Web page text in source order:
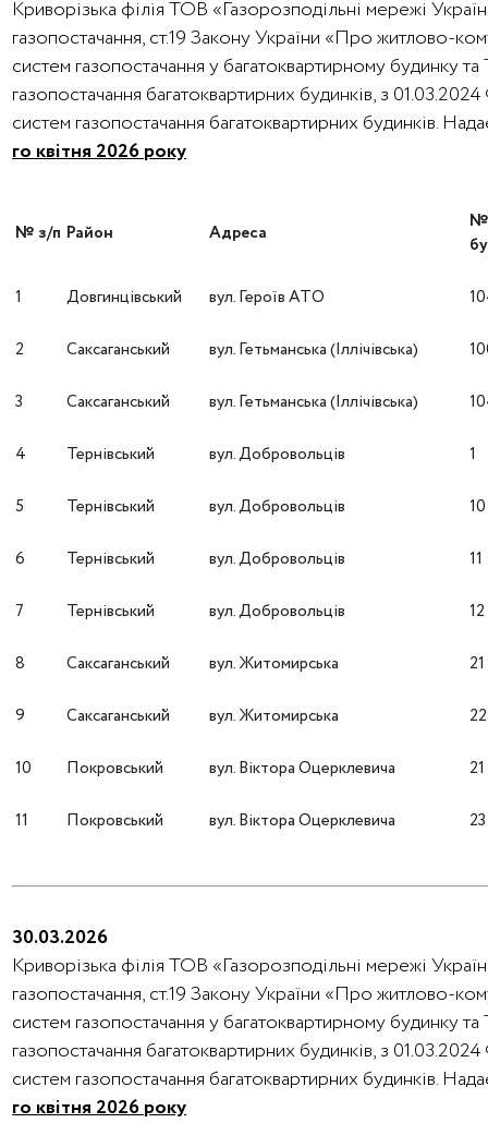
Криворізька філія ТОВ «Газорозподільні мережі
газопостачання, ст.19 Закону України «Про житлово-
систем газопостачання у багатоквартирному будинку
газопостачання багатоквартирних будинків, з
систем газопостачання багатоквартирних будинків.
го квітня 2026 року
№ з/п Район Адреса
1 Довгинцівський вул. Героїв АТО
2 Саксаганський вул. Гетьманська (Іллічівська)
3 Саксаганський вул. Гетьманська (Іллічівська)
4 Тернівський вул. Добровольців 1
5 Тернівський вул. Добровольців 10
6 Тернівський вул. Добровольців 11
7 Тернівський вул. Добровольців 12
8 Саксаганський вул. Житомирська 21
9 Саксаганський вул. Житомирська 22
10 Покровський вул. Віктора Оцерклевича 21
11 Покровський вул. Віктора Оцерклевича 23
30.03.2026
Криворізька філія ТОВ «Газорозподільні мережі
газопостачання, ст.19 Закону України «Про житлово-
систем газопостачання у багатоквартирному будинку
газопостачання багатоквартирних будинків, з
систем газопостачання багатоквартирних будинків.
го квітня 2026 року